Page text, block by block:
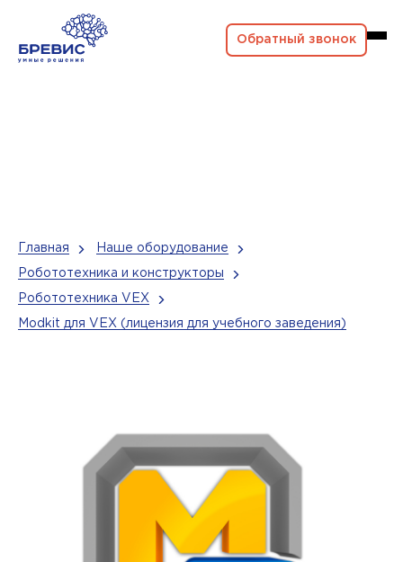
Обратный звонок
Главная Наше оборудование
Робототехника и конструкторы
Робототехника VEX
Modkit для VEX (лицензия для учебного заведения)